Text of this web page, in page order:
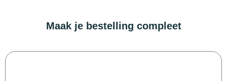
Maak je bestelling compleet